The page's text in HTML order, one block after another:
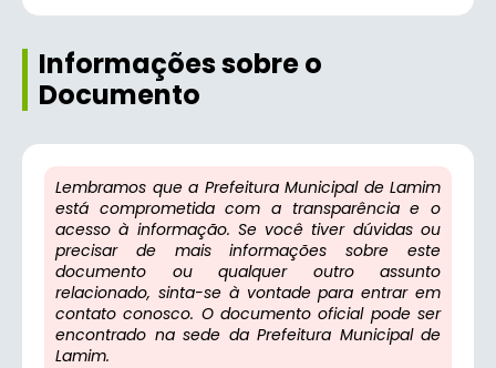
Informações sobre o
Documento
Lembramos que a Prefeitura Municipal de Lamim
está comprometida com a transparência e o
acesso à informação. Se você tiver dúvidas ou
precisar de mais informações sobre este
documento ou qualquer outro assunto
relacionado, sinta-se à vontade para entrar em
contato conosco. O documento oficial pode ser
encontrado na sede da Prefeitura Municipal de
Lamim.